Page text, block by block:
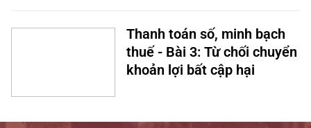
Thanh toán số, minh bạch
thuế - Bài 3: Từ chối chuyển
khoản lợi bất cập hại